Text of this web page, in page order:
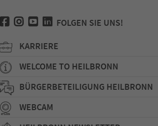
FOLGEN SIE UNS!
KARRIERE
WELCOME TO HEILBRONN
BÜRGERBETEILIGUNG HEILBRONN
WEBCAM